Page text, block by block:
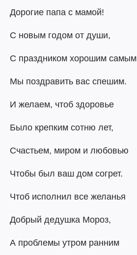
Дорогие папа с мамой!
С новым годом от души,
С праздником хорошим самым
Мы поздравить вас спешим.
И желаем, чтоб здоровье
Было крепким сотню лет,
Счастьем, миром и любовью
Чтобы был ваш дом согрет.
Чтоб исполнил все желанья
Добрый дедушка Мороз,
А проблемы утром ранним